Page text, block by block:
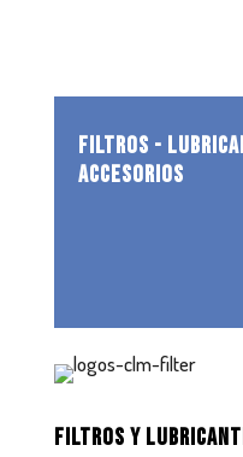
FILTROS -
ACCESORIOS
FILTROS Y